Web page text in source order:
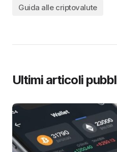
Guida alle criptovalute
Ultimi articoli